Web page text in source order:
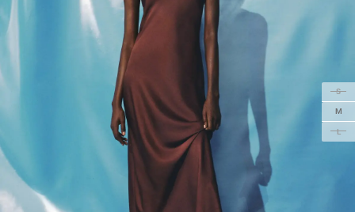
S
M
L